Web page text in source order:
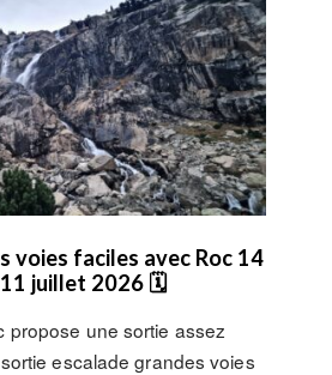
voies faciles avec Roc 14
11 juillet 2026 🗓
propose une sortie assez
escalade grandes voies